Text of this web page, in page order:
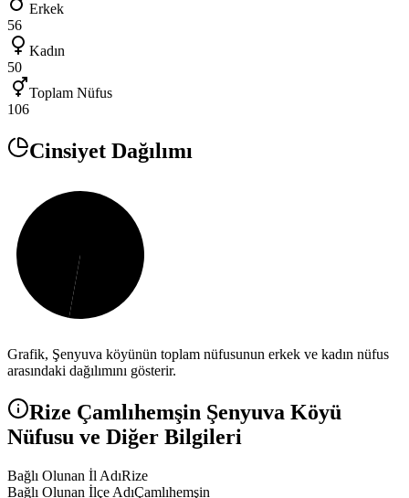
Erkek
56
Kadın
50
Toplam Nüfus
106
Cinsiyet Dağılımı
Grafik, Şenyuva köyünün toplam nüfusunun erkek ve kadın nüfus
arasındaki dağılımını gösterir.
Rize Çamlıhemşin Şenyuva Köyü
Nüfusu ve Diğer Bilgileri
Bağlı Olunan İl AdıRize
Bağlı Olunan İlçe AdıÇamlıhemşin